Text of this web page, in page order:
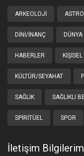
ARKEOLOJI
DINI/İNANÇ DÜNYA
HABERLER KIŞISEL
KÜLTÜR/SEYAHAT
SAĞLIK SAĞLIKLI
SPIRITÜEL SPOR
İletişim